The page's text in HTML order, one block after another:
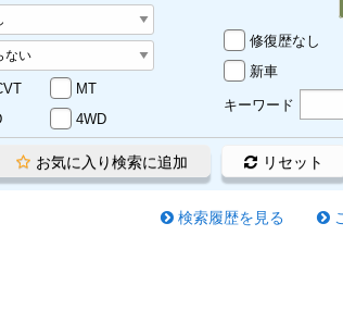
MT
4WD
修復歴なし
新車
キーワード
リセット
お気に入り検索に追加
検索履歴を見る